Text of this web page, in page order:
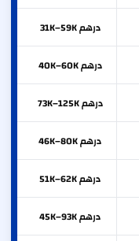
درهم 31K–59K
درهم 40K–60K
درهم 73K–125K
درهم 46K–80K
درهم 51K–62K
درهم 45K–93K